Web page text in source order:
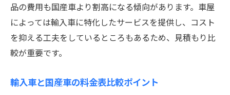
品の費用も国産車より割高になる傾向があります。車屋
によっては輸入車に特化したサービスを提供し、コスト
を抑える工夫をしているところもあるため、見積もり比
較が重要です。
輸入車と国産車の料金表比較ポイント